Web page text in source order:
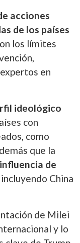
acciones
de los países
los límites
en
ideológico
con
como
que la
de
China
de Milei
y lo